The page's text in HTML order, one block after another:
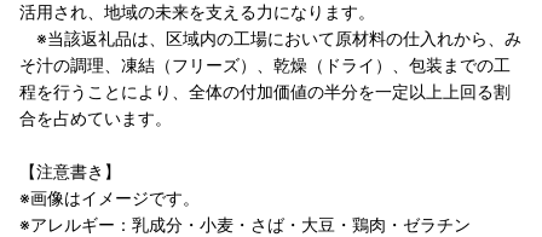
活用され、地域の未来を支える力になります。
※当該返礼品は、区域内の工場において原材料の仕入れから、み
そ汁の調理、凍結（フリーズ）、乾燥（ドライ）、包装までの工
程を行うことにより、全体の付加価値の半分を一定以上上回る割
合を占めています。
【注意書き】
※画像はイメージです。
※アレルギー：乳成分・小麦・さば・大豆・鶏肉・ゼラチン